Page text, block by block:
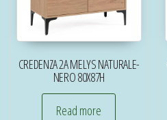
CREDENZA 2A MELYS NATURALE-
NERO 80X87H
Read more